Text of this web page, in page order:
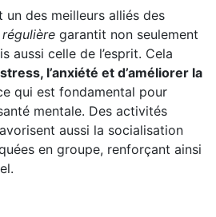
un des meilleurs alliés des
garantit non seulement
aussi celle de l’esprit. Cela
l’anxiété et d’améliorer la
qui est fondamental pour
mentale. Des activités
aussi la socialisation
en groupe, renforçant ainsi